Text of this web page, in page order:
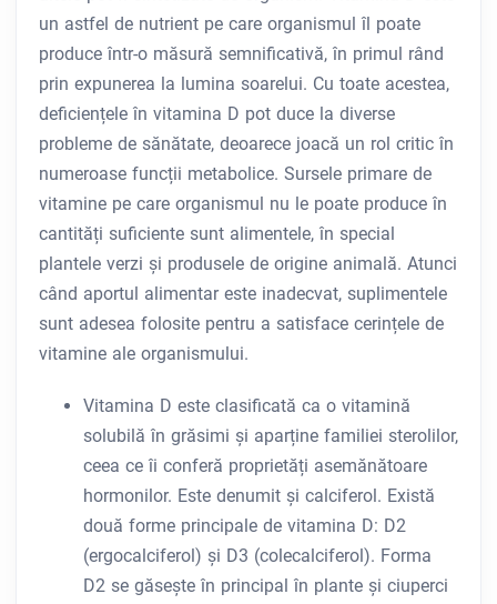
un astfel de nutrient pe care organismul îl poate
produce într-o măsură semnificativă, în primul rând
prin expunerea la lumina soarelui. Cu toate acestea,
deficiențele în vitamina D pot duce la diverse
probleme de sănătate, deoarece joacă un rol critic în
numeroase funcții metabolice. Sursele primare de
vitamine pe care organismul nu le poate produce în
cantități suficiente sunt alimentele, în special
plantele verzi și produsele de origine animală. Atunci
când aportul alimentar este inadecvat, suplimentele
sunt adesea folosite pentru a satisface cerințele de
vitamine ale organismului.
Vitamina D este clasificată ca o vitamină
solubilă în grăsimi și aparține familiei sterolilor,
ceea ce îi conferă proprietăți asemănătoare
hormonilor. Este denumit și calciferol. Există
două forme principale de vitamina D: D2
(ergocalciferol) și D3 (colecalciferol). Forma
D2 se găsește în principal în plante și ciuperci